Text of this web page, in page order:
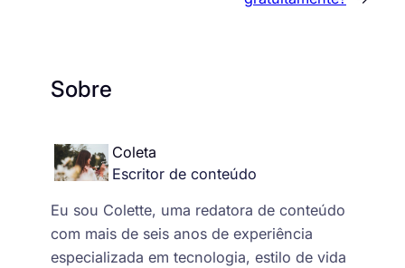
Sobre
Coleta
Escritor de conteúdo
Eu sou Colette, uma redatora de conteúdo
com mais de seis anos de experiência
especializada em tecnologia, estilo de vida